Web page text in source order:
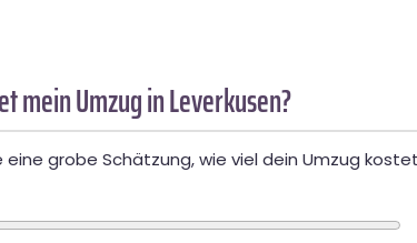
mein Umzug in Leverkusen?
grobe Schätzung, wie viel dein Umzug